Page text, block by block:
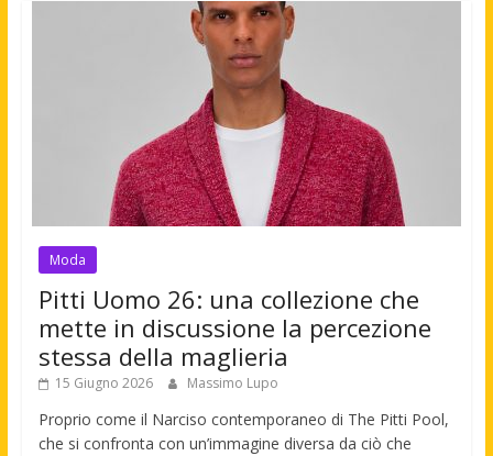
Moda
Pitti Uomo 26: una collezione che
mette in discussione la percezione
stessa della maglieria
15 Giugno 2026 Massimo Lupo
Proprio come il Narciso contemporaneo di The Pitti Pool,
che si confronta con un’immagine diversa da ciò che